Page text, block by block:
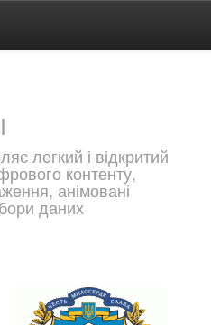
легкий і відкритий
контенту,
анімовані
даних